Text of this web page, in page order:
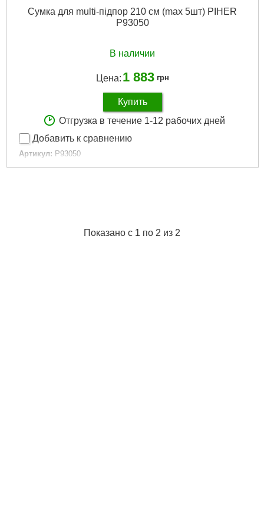
Сумка для multi-підпор 210 см (max 5шт) PIHER
P93050
В наличии
Цена: 1 883 грн
Купить
Отгрузка в течение 1-12 рабочих дней
Добавить к сравнению
Артикул: P93050
Код товара: 30.27.43
Показано с 1 по 2 из 2